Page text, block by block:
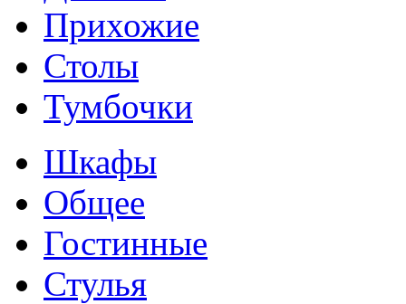
Прихожие
Столы
Тумбочки
Шкафы
Общее
Гостинные
Стулья